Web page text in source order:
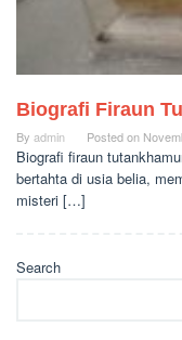
Biografi Firaun
By admin Posted on
Biografi firaun
bertahta di usia belia,
misteri […]
Search